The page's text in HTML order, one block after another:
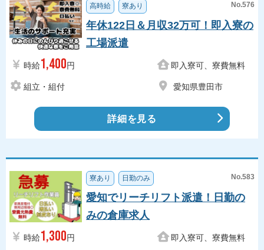
高時給 寮あり No.576
年休122日＆月収32万可！即入寮の
工場派遣
時給1,400円 即入寮可、寮費無料
組立・組付 愛知県豊田市
詳細を見る
寮あり 日勤のみ No.583
愛知でリーチリフト派遣！日勤の
みの倉庫求人
時給1,300円 即入寮可、寮費無料